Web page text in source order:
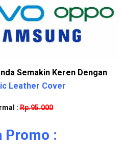
Semakin Keren Dengan
Leather Cover
:Rp.95.000
Promo :